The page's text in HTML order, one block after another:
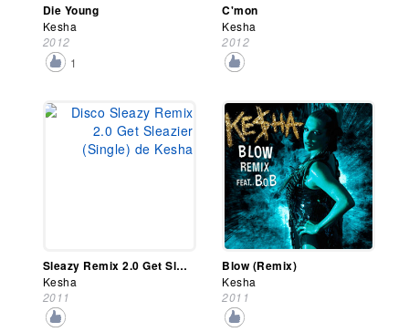
Die Young
Kesha
2012
1
C'mon
Kesha
2012
Sleazy Remix 2.0 Get Sleazier (Single)
Kesha
2011
Blow (Remix)
Kesha
2011